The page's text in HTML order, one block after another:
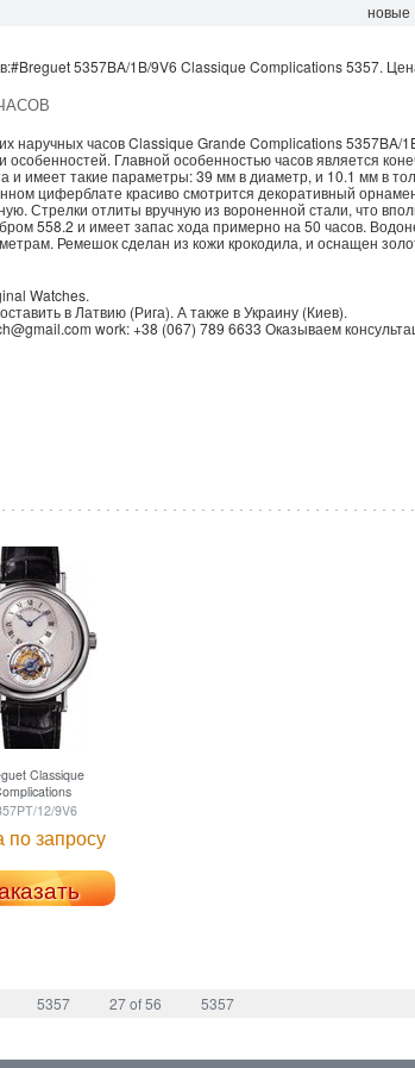
новые
#Breguet5357BA/1B/9V6 Classique Complications5357.
наручных часов Classique Grande Complications 5357BA/
особенностей. Главной особенностью часов является
и имеет такие параметры: 39 мм в диаметр, и 10.1 мм в
циферблате красиво смотрится декоративный
Стрелки отлиты вручную из вороненной стали, что
558.2 и имеет запас хода примерно на 50 часов.
Ремешок сделан из кожи крокодила, и оснащен
Watches.
в Латвию (Рига). А также вУкраину (Киев).
work:+38 (067) 789 6633 Оказываем
Classique
12/9V6
по запросу
5357 27 of 56 5357